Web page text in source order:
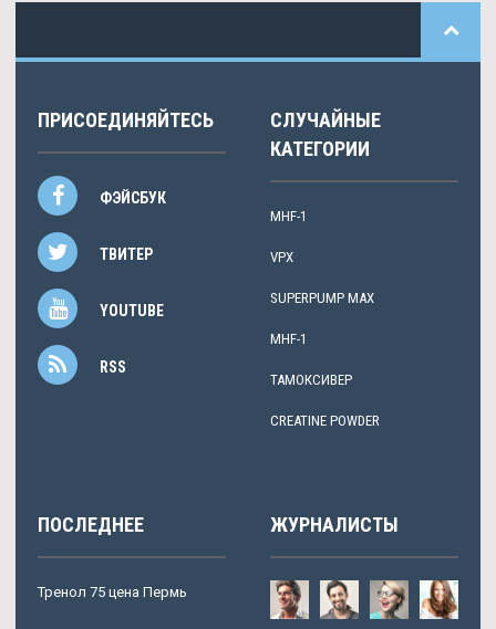
ПРИСОЕДИНЯЙТЕСЬ
ФЭЙСБУК
ТВИТЕР
YOUTUBE
RSS
СЛУЧАЙНЫЕ
КАТЕГОРИИ
MHF-1
VPX
SUPERPUMP MAX
MHF-1
ТАМОКСИВЕР
CREATINE POWDER
ПОСЛЕДНЕЕ
Тренол 75 цена Пермь
ЖУРНАЛИСТЫ